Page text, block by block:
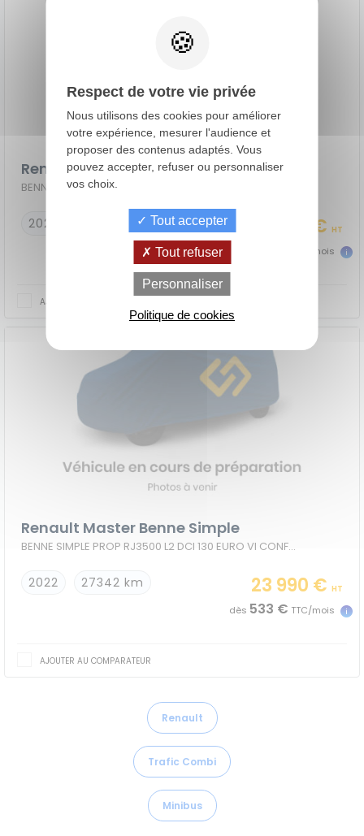
de
votreLe crédit
classique
Renault Master Benne Simple
2022 48852 km 22 990 € HT
TTC/mois
AJOUTER AU COMPARATEUR
Renault Master Benne Simple
BENNE SIMPLE PROP RJ3500 L2 DCI 130 EURO VI CONFORT
2022 27342 km 23 990 € HT
dès 533 € TTC/mois
AJOUTER AU COMPARATEUR
Renault
Trafic Combi
Minibus
Respect de votre vie privée
Nous utilisons des cookies pour améliorer
votre expérience, mesurer l'audience et
proposer des contenus adaptés. Vous
pouvez accepter, refuser ou personnaliser
vos choix.
Tout accepter
Tout refuser
Personnaliser
Politique de cookies